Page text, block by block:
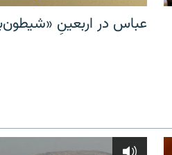
عباس در اربعینِ